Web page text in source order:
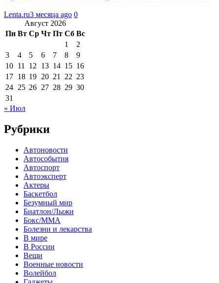
Lenta.ru3 месяца ago 0
Август 2026
Пн Вт Ср Чт Пт Сб Вс
1
2
3
4 5 6 7 8
9
10 11 12 13 14 15 16
17 18 19 20 21 22 23
24 25 26 27 28 29 30
31
« Июл
Рубрики
Автоновости
Автособытия
Автоспорт
Автоэксперт
Актеры
Баскетбол
Безумный мир
Биатлон/Лыжи
Бокс/MMA
Болезни и лекарства
В мире
В России
Вещи
Военные новости
Волейбол